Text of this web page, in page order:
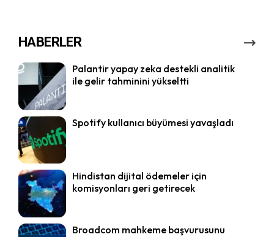
HABERLER
Palantir yapay zeka destekli analitik
ile gelir tahminini yükseltti
Spotify kullanıcı büyümesi yavaşladı
Hindistan dijital ödemeler için
komisyonları geri getirecek
Broadcom mahkeme başvurusunu